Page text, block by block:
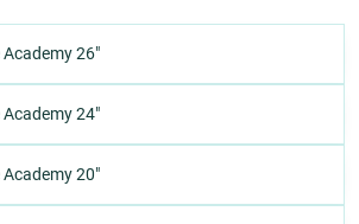
Academy 26"
Academy 24"
Academy 20"